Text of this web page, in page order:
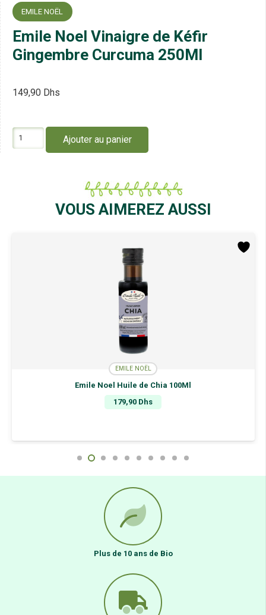
EMILE NOËL
Emile Noel Vinaigre de Kéfir
Gingembre Curcuma 250Ml
149,90 Dhs
Ajouter au panier
VOUS AIMEREZ AUSSI
EMILE NOËL
Emile Noel Huile de Chia 100Ml
179,90 Dhs
Plus de 10 ans de Bio